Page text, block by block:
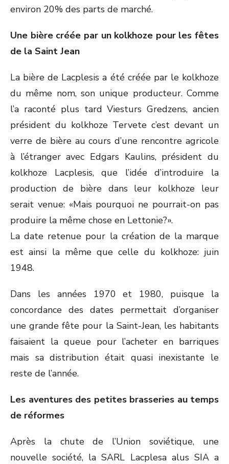
environ 20% des parts de marché.
Une bière créée par un kolkhoze pour les fêtes
de la Saint Jean
La bière de Lacplesis a été créée par le kolkhoze
du même nom, son unique producteur. Comme
l’a raconté plus tard Viesturs Gredzens, ancien
président du kolkhoze Tervete c’est devant un
verre de bière au cours d’une rencontre agricole
à l’étranger avec Edgars Kaulins, président du
kolkhoze Lacplesis, que l’idée d’introduire la
production de bière dans leur kolkhoze leur
serait venue: «Mais pourquoi ne pourrait-on pas
produire la même chose en Lettonie?».
La date retenue pour la création de la marque
est ainsi la même que celle du kolkhoze: juin
1948.
Dans les années 1970 et 1980, puisque la
concordance des dates permettait d’organiser
une grande fête pour la Saint-Jean, les habitants
faisaient la queue pour l’acheter en barriques
mais sa distribution était quasi inexistante le
reste de l’année.
Les aventures des petites brasseries au temps
de réformes
Après la chute de l’Union soviétique, une
nouvelle société, la SARL Lacplesa alus SIA a